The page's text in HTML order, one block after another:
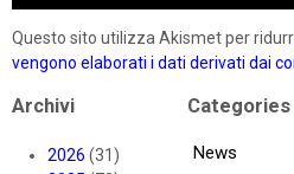
Questo sito utilizza Akismet per
vengono elaborati i dati derivati dai
Archivi
2026 (31)
Categories
News